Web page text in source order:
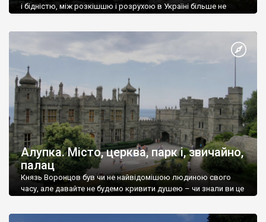
і бідністю, між розкішшю і розрухою в Україні більше не
Алупка. Місто, церква, парк і, звичайно,
палац
Князь Воронцов був чи не найвідомішою людиною свого
часу, але давайте не будемо кривити душею – чи знали ви це